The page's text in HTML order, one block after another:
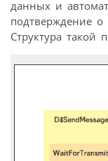
данных и
подтверждение о
Структура такой